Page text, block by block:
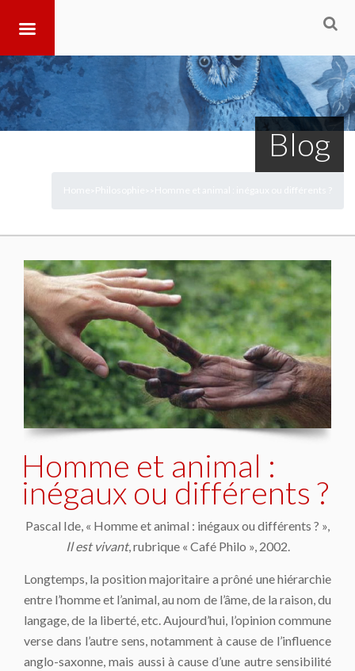
Blog
Homme et animal :
inégaux ou différents ?
Pascal Ide, « Homme et animal : inégaux ou différents ? »,
Il est vivant, rubrique « Café Philo », 2002.
Longtemps, la position majoritaire a prôné une hiérarchie
entre l’homme et l’animal, au nom de l’âme, de la raison, du
langage, de la liberté, etc. Aujourd’hui, l’opinion commune
verse dans l’autre sens, notamment à cause de l’influence
anglo-saxonne, mais aussi à cause d’une autre sensibilité